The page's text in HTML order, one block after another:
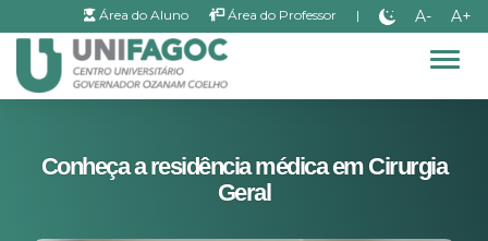
Área do Aluno Área do Professor | A- A+
Conheça a residência médica em Cirurgia
Geral